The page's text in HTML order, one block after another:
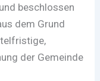
beschlossen
dem Grund
der Gemeinde